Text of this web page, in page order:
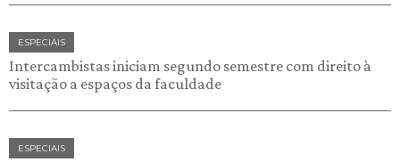
ESPECIAIS
Intercambistas iniciam segundo semestre com direito à
visitação a espaços da faculdade
ESPECIAIS